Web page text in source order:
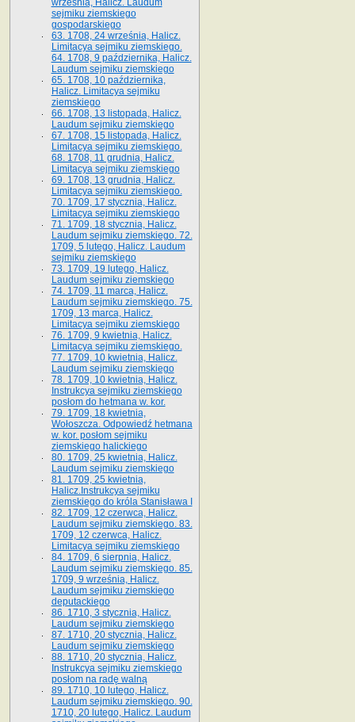
września, Halicz. Laudum
sejmiku ziemskiego
gospodarskiego
63. 1708, 24 września, Halicz.
Limitacya sejmiku ziemskiego.
64. 1708, 9 października, Halicz.
Laudum sejmiku ziemskiego
65­. 1708, 10 października,
Halicz. Limitacya sejmiku
ziemskiego
66. 1708, 13 listopada, Halicz.
Laudum sejmiku ziemskiego
67. 1708, 15 listopada, Halicz.
Limitacya sejmiku ziemskiego.
68. 1708, 11 grudnia, Halicz.
Limitacya sejmiku ziemskiego
69. 1708, 13 grudnia, Halicz.
Limitacya sejmiku ziemskiego.
70. 1709, 17 stycznia, Halicz.
Limitacya sejmiku ziemskiego
71. 1709, 18 stycznia, Halicz.
Laudum sejmiku ziemskiego. 72.
1709, 5 lutego, Halicz. Laudum
sejmiku ziemskiego
73. 1709, 19 lutego, Halicz.
Laudum sejmiku ziemskiego
74. 1709, 11 marca, Halicz.
Laudum sejmiku ziemskiego. 75.
1709, 13 marca, Halicz.
Limitacya sejmiku ziemskiego
76. 1709, 9 kwietnia, Halicz.
Limitacya sejmiku ziemskiego.
77. 1709, 10 kwietnia, Halicz.
Laudum sejmiku ziemskiego
78. 1709, 10 kwietnia, Halicz.
Instrukcya sejmiku ziemskiego
posłom do hetmana w. kor.
79. 1709, 18 kwietnia,
Wołoszcza. Odpowiedź hetmana
w. kor. posłom sejmiku
ziemskiego halickiego
80. 1709, 25 kwietnia, Halicz.
Laudum sejmiku ziemskiego
81. 1709, 25 kwietnia,
Halicz.Instrukcya sejmiku
ziemskiego do króla Stanisława I
82. 1709, 12 czerwca, Halicz.
Laudum sejmiku ziemskiego. 83.
1709, 12 czerwca, Halicz.
Limitacya sejmiku ziemskiego
84. 1709, 6 sierpnia, Halicz.
Laudum sejmiku ziemskiego. 85.
1709, 9 września, Halicz.
Laudum sejmiku ziemskiego
deputackiego
86. 1710, 3 stycznia, Halicz.
Laudum sejmiku ziemskiego
87. 1710, 20 stycznia, Halicz.
Laudum sejmiku ziemskiego
88. 1710, 20 stycznia, Halicz.
Instrukcya sejmiku ziemskiego
posłom na radę walną
89. 1710, 10 lutego, Halicz.
Laudum sejmiku ziemskiego. 90.
1710, 20 lutego, Halicz. Laudum